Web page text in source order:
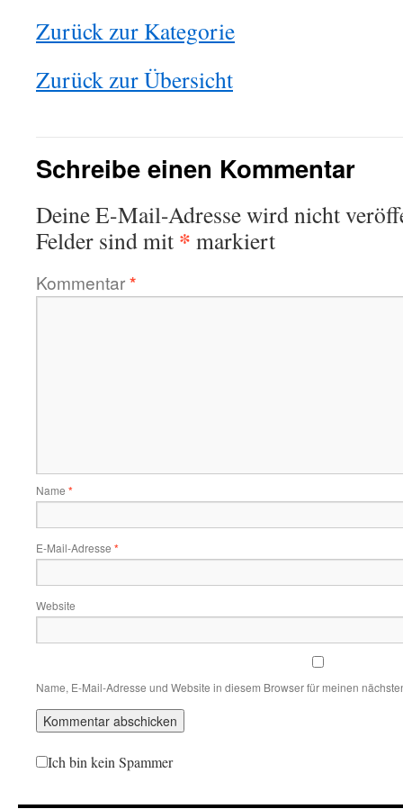
Zurück zur Kategorie
Zurück zur Übersicht
Schreibe einen Kommentar
Deine E-Mail-Adresse wird nicht
Felder sind mit * markiert
Kommentar*
Name *
E-Mail-Adresse *
Website
Name, E-Mail-Adresse und Website in diesem Browser für meinen
Ich bin kein Spammer
This plugin created bymemory cards